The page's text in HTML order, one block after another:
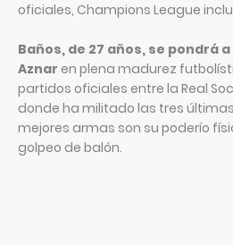
oficiales, Champions League
Baños, de 27 años, se pondrá
Aznar en plena madurez
partidos oficiales entre la Real
donde ha militado las tres
mejores armas son su poderío
golpeo de balón.